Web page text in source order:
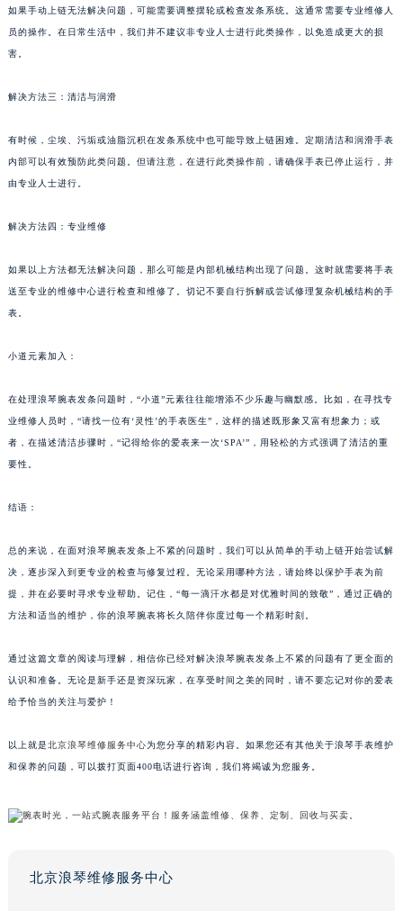
如果手动上链无法解决问题，可能需要调整摆轮或检查发条系统。这通常需要专业维修人
员的操作。在日常生活中，我们并不建议非专业人士进行此类操作，以免造成更大的损
害。
解决方法三：清洁与润滑
有时候，尘埃、污垢或油脂沉积在发条系统中也可能导致上链困难。定期清洁和润滑手表
内部可以有效预防此类问题。但请注意，在进行此类操作前，请确保手表已停止运行，并
由专业人士进行。
解决方法四：专业维修
如果以上方法都无法解决问题，那么可能是内部机械结构出现了问题。这时就需要将手表
送至专业的维修中心进行检查和维修了。切记不要自行拆解或尝试修理复杂机械结构的手
表。
小道元素加入：
在处理浪琴腕表发条问题时，“小道”元素往往能增添不少乐趣与幽默感。比如，在寻找专
业维修人员时，“请找一位有‘灵性’的手表医生”，这样的描述既形象又富有想象力；或
者，在描述清洁步骤时，“记得给你的爱表来一次‘SPA’”，用轻松的方式强调了清洁的重
要性。
结语：
总的来说，在面对浪琴腕表发条上不紧的问题时，我们可以从简单的手动上链开始尝试解
决，逐步深入到更专业的检查与修复过程。无论采用哪种方法，请始终以保护手表为前
提，并在必要时寻求专业帮助。记住，“每一滴汗水都是对优雅时间的致敬”，通过正确的
方法和适当的维护，你的浪琴腕表将长久陪伴你度过每一个精彩时刻。
通过这篇文章的阅读与理解，相信你已经对解决浪琴腕表发条上不紧的问题有了更全面的
认识和准备。无论是新手还是资深玩家，在享受时间之美的同时，请不要忘记对你的爱表
给予恰当的关注与爱护！
以上就是北京浪琴维修服务中心为您分享的精彩内容。如果您还有其他关于浪琴手表维护
和保养的问题，可以拨打页面400电话进行咨询，我们将竭诚为您服务。
北京浪琴维修服务中心